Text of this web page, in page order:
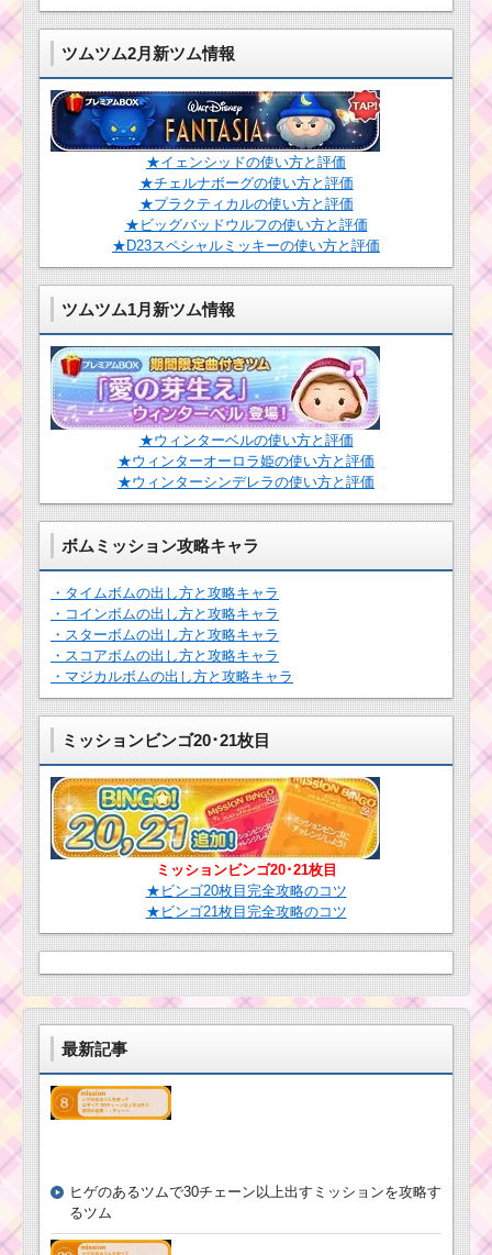
ツムツム2月新ツム情報
★イェンシッドの使い方と評価
★チェルナボーグの使い方と評価
★プラクティカルの使い方と評価
★ビッグバッドウルフの使い方と評価
★D23スペシャルミッキーの使い方と評価
ツムツム1月新ツム情報
★ウィンターベルの使い方と評価
★ウィンターオーロラ姫の使い方と評価
★ウィンターシンデレラの使い方と評価
ボムミッション攻略キャラ
・タイムボムの出し方と攻略キャラ
・コインボムの出し方と攻略キャラ
・スターボムの出し方と攻略キャラ
・スコアボムの出し方と攻略キャラ
・マジカルボムの出し方と攻略キャラ
ミッションビンゴ20･21枚目
ミッションビンゴ20･21枚目
★ビンゴ20枚目完全攻略のコツ
★ビンゴ21枚目完全攻略のコツ
最新記事
ヒゲのあるツムで30チェーン以上出すミッションを攻略す
るツム